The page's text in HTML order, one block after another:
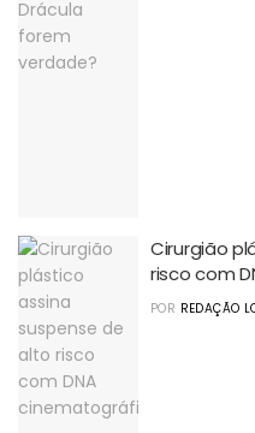
Cirurgião
risco com
POR REDAÇÃO